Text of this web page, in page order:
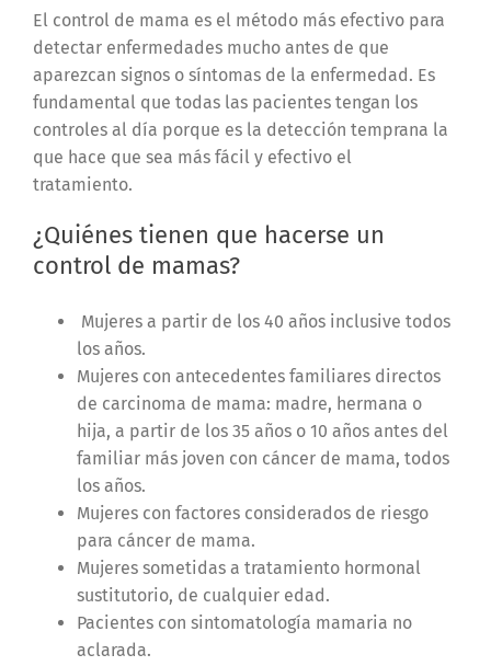
El control de mama es el método más efectivo para
detectar enfermedades mucho antes de que
aparezcan signos o síntomas de la enfermedad. Es
fundamental que todas las pacientes tengan los
controles al día porque es la detección temprana la
que hace que sea más fácil y efectivo el
tratamiento.
¿Quiénes tienen que hacerse un
control de mamas?
Mujeres a partir de los 40 años inclusive todos
los años.
Mujeres con antecedentes familiares directos
de carcinoma de mama: madre, hermana o
hija, a partir de los 35 años o 10 años antes del
familiar más joven con cáncer de mama, todos
los años.
Mujeres con factores considerados de riesgo
para cáncer de mama.
Mujeres sometidas a tratamiento hormonal
sustitutorio, de cualquier edad.
Pacientes con sintomatología mamaria no
aclarada.